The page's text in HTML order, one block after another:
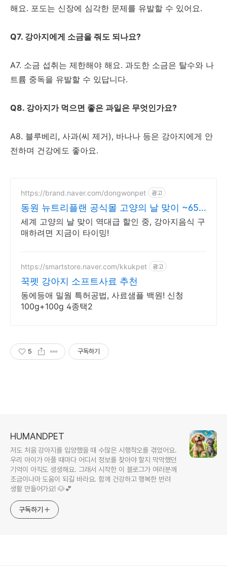
해요. 포도는 신장에 심각한 문제를 유발할 수 있어요.
Q7. 강아지에게 소금을 줘도 되나요?
A7. 소금 섭취는 제한해야 해요. 과도한 소금은 탈수와 나
트륨 중독을 유발할 수 있답니다.
Q8. 강아지가 먹으면 좋은 과일은 무엇인가요?
A8. 블루베리, 사과(씨 제거), 바나나 등은 강아지에게 안
전하며 건강에도 좋아요.
https://brand.naver.com/dongwonpet 광고
동원 뉴트리플랜 공식몰 고양의 날 맞이 ~65%
할인
세계 고양의 날 맞이 역대급 할인 중, 강아지음식 구
매하려면 지금이 타이밍!
https://smartstore.naver.com/kkukpet 광고
꾹펫 강아지 소프트사료 추천
동에등애 밀웜 특허공법, 사료샘플 백원! 신청
100g+100g 4종택2
5 구독하기
HUMANDPET
저도 처음 강아지를 입양했을 때 수많은 시행착오를 겪었어요.
우리 아이가 아플 때마다 어디서 정보를 찾아야 할지 막막했던
기억이 아직도 생생해요. 그래서 시작한 이 블로그가 여러분께
조금이나마 도움이 되길 바라요. 함께 건강하고 행복한 반려
생활 만들어가요! 🐶💕
구독하기